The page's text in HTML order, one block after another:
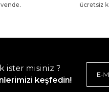
ücretsiz
ister misiniz ?
keşfedin!